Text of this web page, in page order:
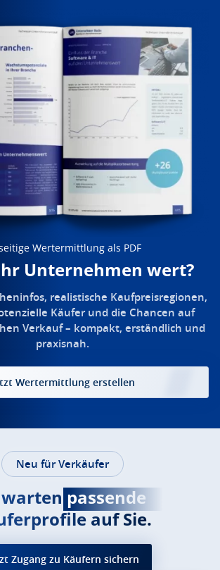
Wertermittlung als PDF
Unternehmen wert?
realistische Kaufpreisregionen,
Käufer und die Chancen auf
Verkauf – kompakt, erständlich und
praxisnah.
Wertermittlung erstellen
Neu für Verkäufer
warten passende
auf Sie.
Zugang zu Käufern sichern